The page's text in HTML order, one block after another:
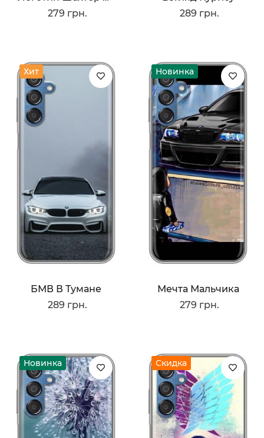
279 грн.
289 грн.
Хит
БМВ В Тумане
289 грн.
Новинка
Мечта Мальчика
279 грн.
Новинка Скидка